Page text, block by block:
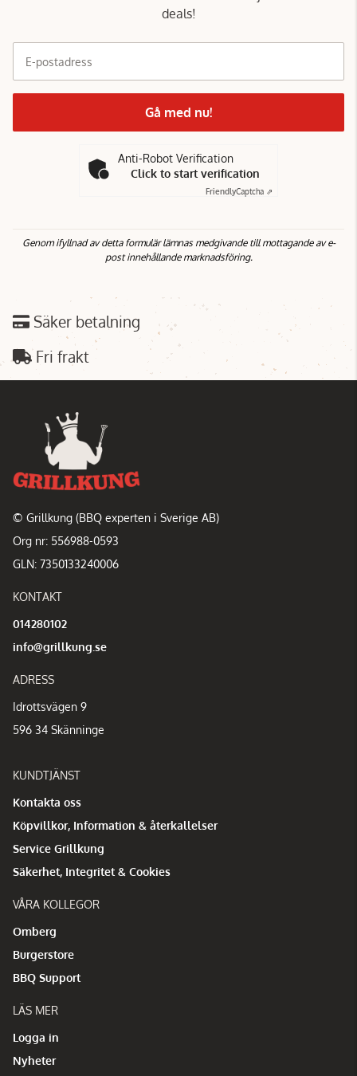
deals!
E-postadress
Gå med nu!
Anti-Robot Verification
Click to start verification
FriendlyCaptcha ⇗
Genom ifyllnad av detta formulär lämnas medgivande till mottagande av e-
post innehållande marknadsföring.
Säker betalning
Fri frakt
© Grillkung (BBQ experten i Sverige AB)
Org nr: 556988-0593
GLN: 7350133240006
KONTAKT
014280102
info@grillkung.se
ADRESS
Idrottsvägen 9
596 34 Skänninge
KUNDTJÄNST
Kontakta oss
Köpvillkor, Information & återkallelser
Service Grillkung
Säkerhet, Integritet & Cookies
VÅRA KOLLEGOR
Omberg
Burgerstore
BBQ Support
LÄS MER
Logga in
Nyheter